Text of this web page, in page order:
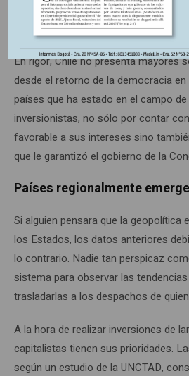
defender la competitividad de ese
estratégico para el futuro del país.
En rigor, Chile no presenta mayores
desde el retorno de la democracia
países que ha estado en el campo
inversionistas, no sólo por contar
favorable a sus intereses sino
que le garantizó el gobierno de la
Países regionalmente
Si alguien pensara que la geopolítica
los Estados, los datos anteriores
lo contrario. Nadie tan perspicaz
sistema para observar las
trasladarlas a los despachos de
A la hora de realizar inversiones de
capitalistas tienen sus prioridades.
según un estudio de la UNCTAD,